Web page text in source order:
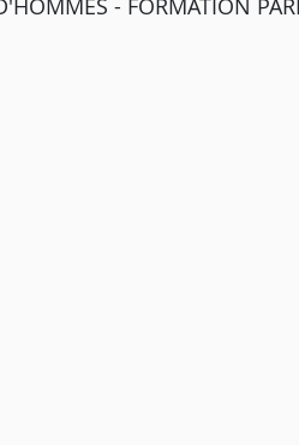
- FORMATION